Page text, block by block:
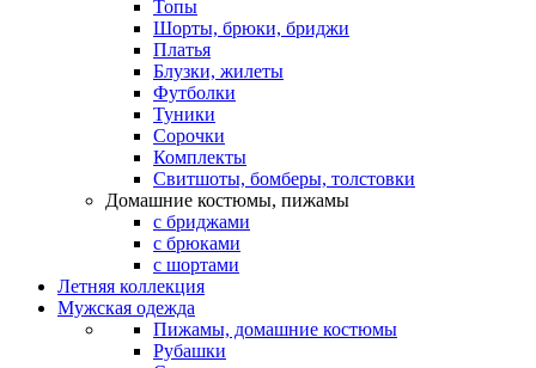
Топы
Шорты, брюки, бриджи
Платья
Блузки, жилеты
Футболки
Туники
Сорочки
Комплекты
Свитшоты, бомберы, толстовки
Домашние костюмы, пижамы
с бриджами
с брюками
с шортами
Летняя коллекция
Мужская одежда
Пижамы, домашние костюмы
Рубашки